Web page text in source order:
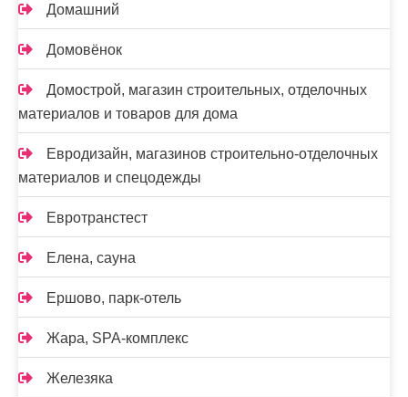
Домашний
Домовёнок
Домострой, магазин строительных, отделочных
материалов и товаров для дома
Евродизайн, магазинов строительно-отделочных
материалов и спецодежды
Евротранстест
Елена, сауна
Ершово, парк-отель
Жара, SPA-комплекс
Железяка